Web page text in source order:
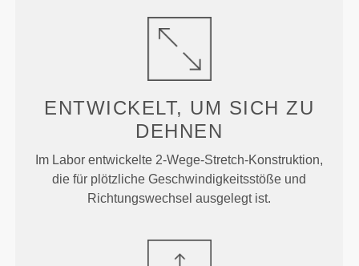
ENTWICKELT, UM SICH ZU
DEHNEN
Im Labor entwickelte 2-Wege-Stretch-Konstruktion,
die für plötzliche Geschwindigkeitsstöße und
Richtungswechsel ausgelegt ist.